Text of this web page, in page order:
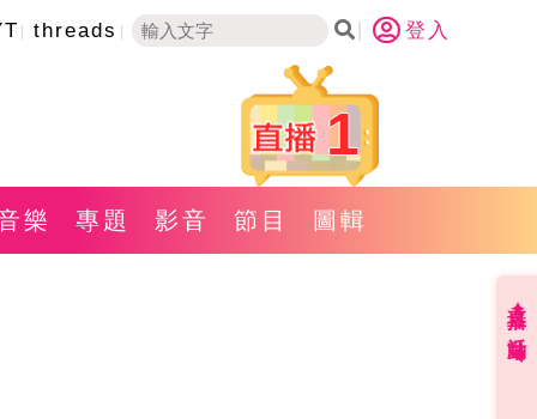
threads 登入
1
樂 專題 影音 節目 圖輯
直播✦活動